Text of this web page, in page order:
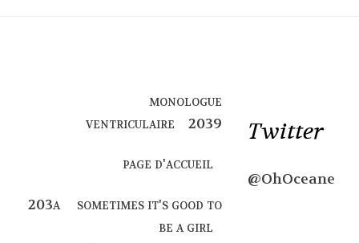
monologue
ventriculaire
page d'accueil
sometimes it's good to
be a girl
Twitter
@OhOceane